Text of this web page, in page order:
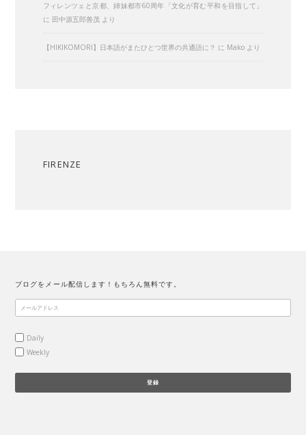
フィレンツェと京都、姉妹都市60周年「文化が育む平和を目指して」
に 田中源五郎善茂より
【HIKIKOMORI】日本語がまたひとつ世界の共通語に？ に Makoより
FIRENZE
ブログをメール配信します！もちろん無料です。
Daily
Weekly